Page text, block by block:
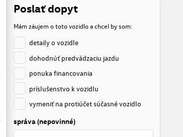
Poslať dopyt
Mám záujem o toto vozidlo a chcel by som:
detaily o vozidle
dohodnúť predvádzaciu jazdu
ponuka financovania
príslušenstvo k vozidlu
vymeniť na protiúčet súčasné vozidlo
správa (nepovinné)